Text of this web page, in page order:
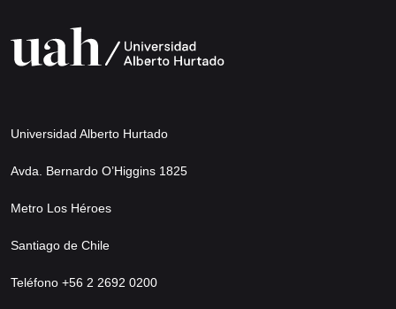
Universidad Alberto Hurtado
Avda. Bernardo O’Higgins 1825
Metro Los Héroes
Santiago de Chile
Teléfono +56 2 2692 0200